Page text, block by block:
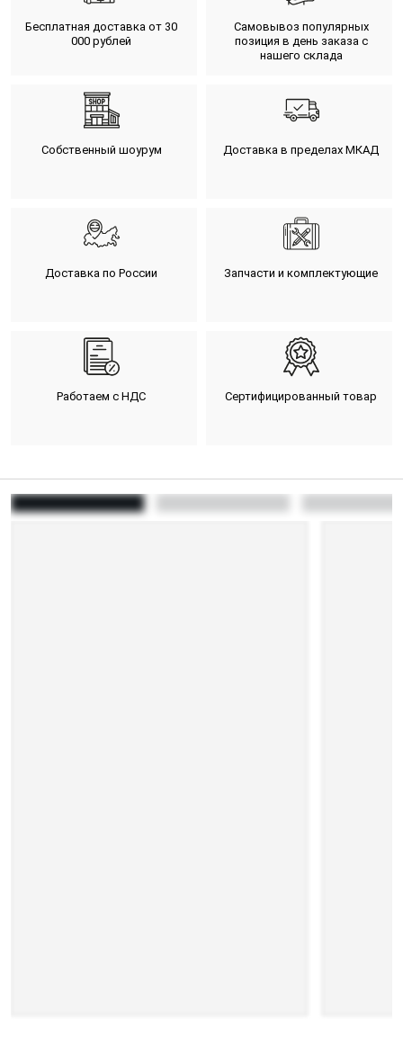
Бесплатная доставка от 30
000 рублей
Самовывоз популярных
позиция в день заказа с
нашего склада
Собственный шоурум Доставка в пределах МКАД
Доставка по России Запчасти и комплектующие
Работаем с НДС Сертифицированный товар